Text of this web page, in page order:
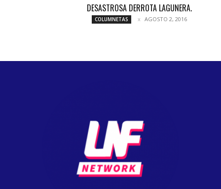
DESASTROSA DERROTA LAGUNERA.
COLUMNETAS AGOSTO 2, 2016